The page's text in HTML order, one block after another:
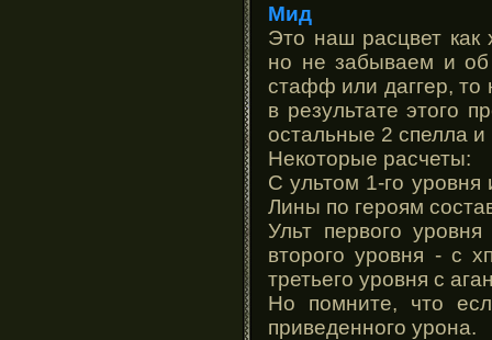
Мид
Это наш расцвет как
но не забываем и
стафф или даггер, то
в результате этого
остальные 2 спелла и
Некоторые расчеты:
С ультом 1-го
Лины по героям
Ульт первого
второго уровня - с
третьего уровня с
Но помните, что
приведенного урона.